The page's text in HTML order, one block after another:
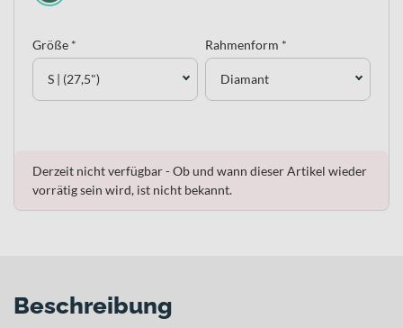
Größe *
S | (27,5")
Rahmenform *
Diamant
Derzeit nicht verfügbar - Ob und wann dieser Artikel wieder
vorrätig sein wird, ist nicht bekannt.
Beschreibung